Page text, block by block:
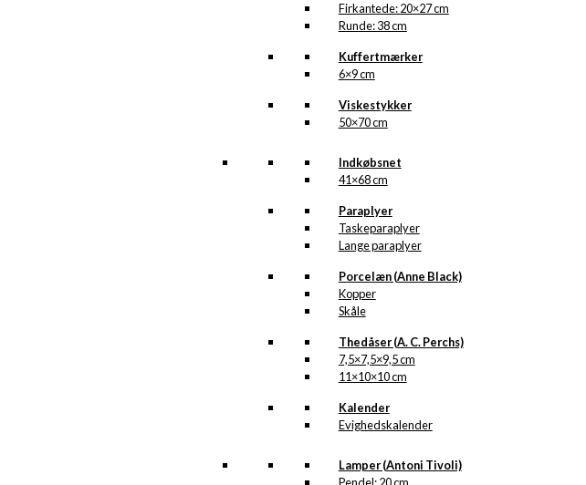
Firkantede: 20×27 cm
Runde: 38 cm
Kuffertmærker
6×9 cm
Viskestykker
50×70 cm
Indkøbsnet
41×68 cm
Paraplyer
Taskeparaplyer
Lange paraplyer
Porcelæn (Anne Black)
Kopper
Skåle
Thedåser (A. C. Perchs)
7,5×7,5×9,5 cm
11×10×10 cm
Kalender
Evighedskalender
Lamper (Antoni Tivoli)